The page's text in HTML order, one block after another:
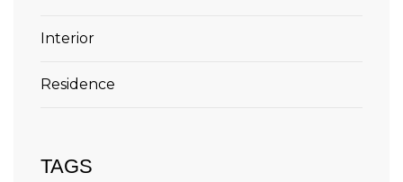
Interior
Residence
TAGS